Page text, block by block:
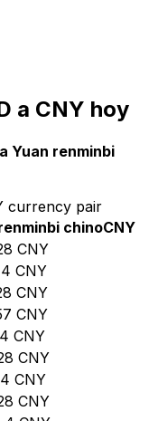
a CNY hoy
Yuan renminbi
currency pair
chinoCNY
CNY
CNY
CNY
CNY
CNY
CNY
CNY
CNY